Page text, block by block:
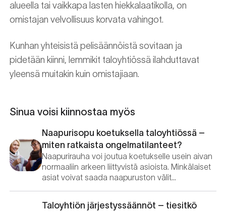
alueella tai vaikkapa lasten hiekkalaatikolla, on
omistajan velvollisuus korvata vahingot.
Kunhan yhteisistä pelisäännöistä sovitaan ja
pidetään kiinni, lemmikit taloyhtiössä ilahduttavat
yleensä muitakin kuin omistajiaan.
Sinua voisi kiinnostaa myös
Naapurisopu koetuksella taloyhtiössä –
miten ratkaista ongelmatilanteet?
Naapurirauha voi joutua koetukselle usein aivan
normaaliin arkeen liittyvistä asioista. Minkälaiset
asiat voivat saada naapuruston välit…
Taloyhtiön järjestyssäännöt – tiesitkö